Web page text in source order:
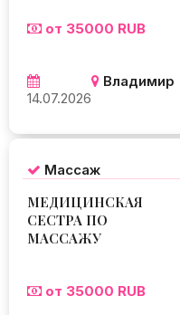
от 35000 RUB
14.07.2026
Владимир
Массаж
МЕДИЦИНСКАЯ
СЕСТРА ПО
МАССАЖУ
от 35000 RUB